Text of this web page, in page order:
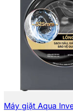
Máy giặt Aqua